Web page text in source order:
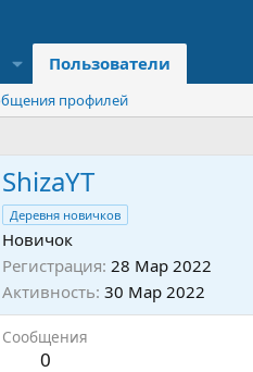
Пользователи
профилей
ShizaYT
Деревня новичков
Новичок
Регистрация 28 Мар 2022
Активность 30 Мар 2022
Сообщения
0